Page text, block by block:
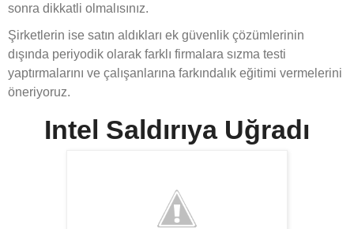
sonra dikkatli olmalısınız.
Şirketlerin ise satın aldıkları ek güvenlik çözümlerinin
dışında periyodik olarak farklı firmalara sızma testi
yaptırmalarını ve çalışanlarına farkındalık eğitimi vermelerini
öneriyoruz.
Intel Saldırıya Uğradı